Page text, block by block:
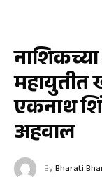
महायुतीत
एकनाथ
अहवाल
ByBharati